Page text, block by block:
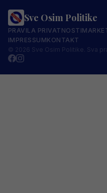
Sve Osim Politike
PRAVILA PRIVATNOSTI
IMPRESSUMKONTAKT
© 2026 Sve Osim Politike. Sva